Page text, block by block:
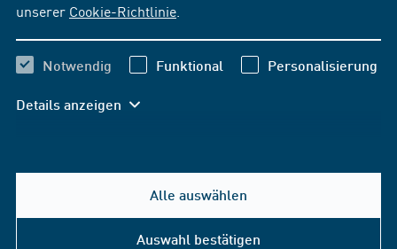
unserer Cookie-Richtlinie
Notwendig Funktional Personalisierung
Details anzeigen
Alle auswählen
Auswahl bestätigen